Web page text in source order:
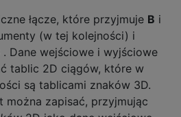
łącze, które przyjmuje B i
(w tej kolejności) i
. Dane wejściowe i wyjściowe
tablic 2D ciągów, które w
są tablicami znaków 3D.
można zapisać, przyjmując